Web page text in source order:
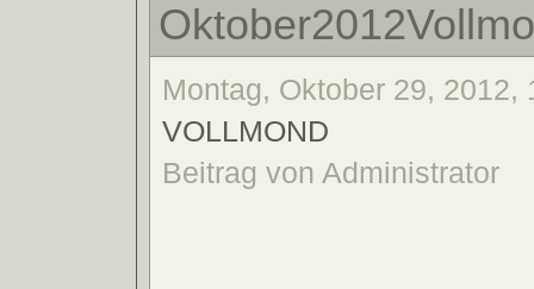
Montag, Oktober 29, 2012,
VOLLMOND
Beitrag von Administrator